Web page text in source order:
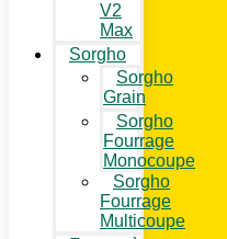
V2
Max
Sorgho
Sorgho
Grain
Sorgho
Fourrage
Monocoupe
Sorgho
Fourrage
Multicoupe